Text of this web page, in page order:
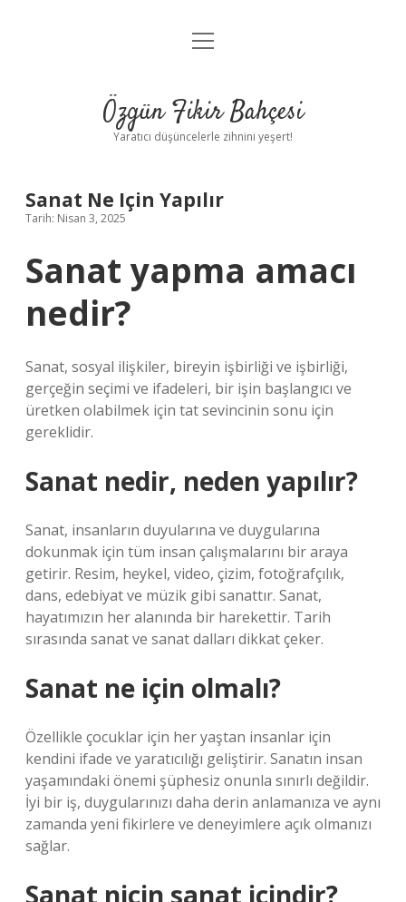
Anasayfa
Yasal Uyarı
menüyü
Özgün Fikir Bahçesi
Yaratıcı düşüncelerle zihnini yeşert!
Sanat Ne Için Yapılır
Tarih: Nisan 3, 2025
Sanat yapma amacı
nedir?
Sanat, sosyal ilişkiler, bireyin işbirliği ve işbirliği,
gerçeğin seçimi ve ifadeleri, bir işin başlangıcı ve
üretken olabilmek için tat sevincinin sonu için
gereklidir.
Sanat nedir, neden yapılır?
Sanat, insanların duyularına ve duygularına
dokunmak için tüm insan çalışmalarını bir araya
getirir. Resim, heykel, video, çizim, fotoğrafçılık,
dans, edebiyat ve müzik gibi sanattır. Sanat,
hayatımızın her alanında bir harekettir. Tarih
sırasında sanat ve sanat dalları dikkat çeker.
Sanat ne için olmalı?
Özellikle çocuklar için her yaştan insanlar için
kendini ifade ve yaratıcılığı geliştirir. Sanatın insan
yaşamındaki önemi şüphesiz onunla sınırlı değildir.
İyi bir iş, duygularınızı daha derin anlamanıza ve aynı
zamanda yeni fikirlere ve deneyimlere açık olmanızı
sağlar.
Sanat niçin sanat içindir?